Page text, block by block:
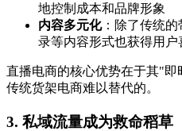
地控制成本和品牌形象
内容多元化：除了传统的
录等内容形式也获得用户
直播电商的核心优势在于其"
传统货架电商难以替代的。
3. 私域流量成为救命稻草